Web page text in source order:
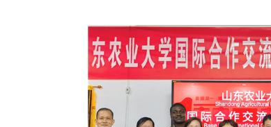
3月26日，山东农业大学国际合作交流实